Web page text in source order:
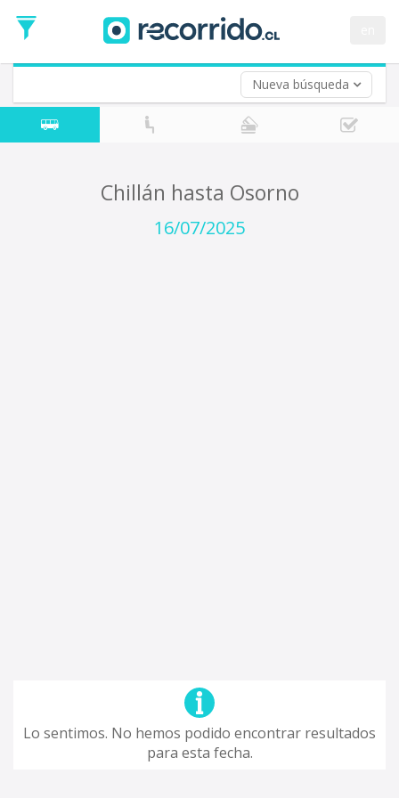
Nueva búsqueda
de
Ida
Vuelta (opcional)
Fecha
de
Chillán hasta Osorno
16/07/2025
Lo sentimos. No hemos podido encontrar resultados
para esta fecha.